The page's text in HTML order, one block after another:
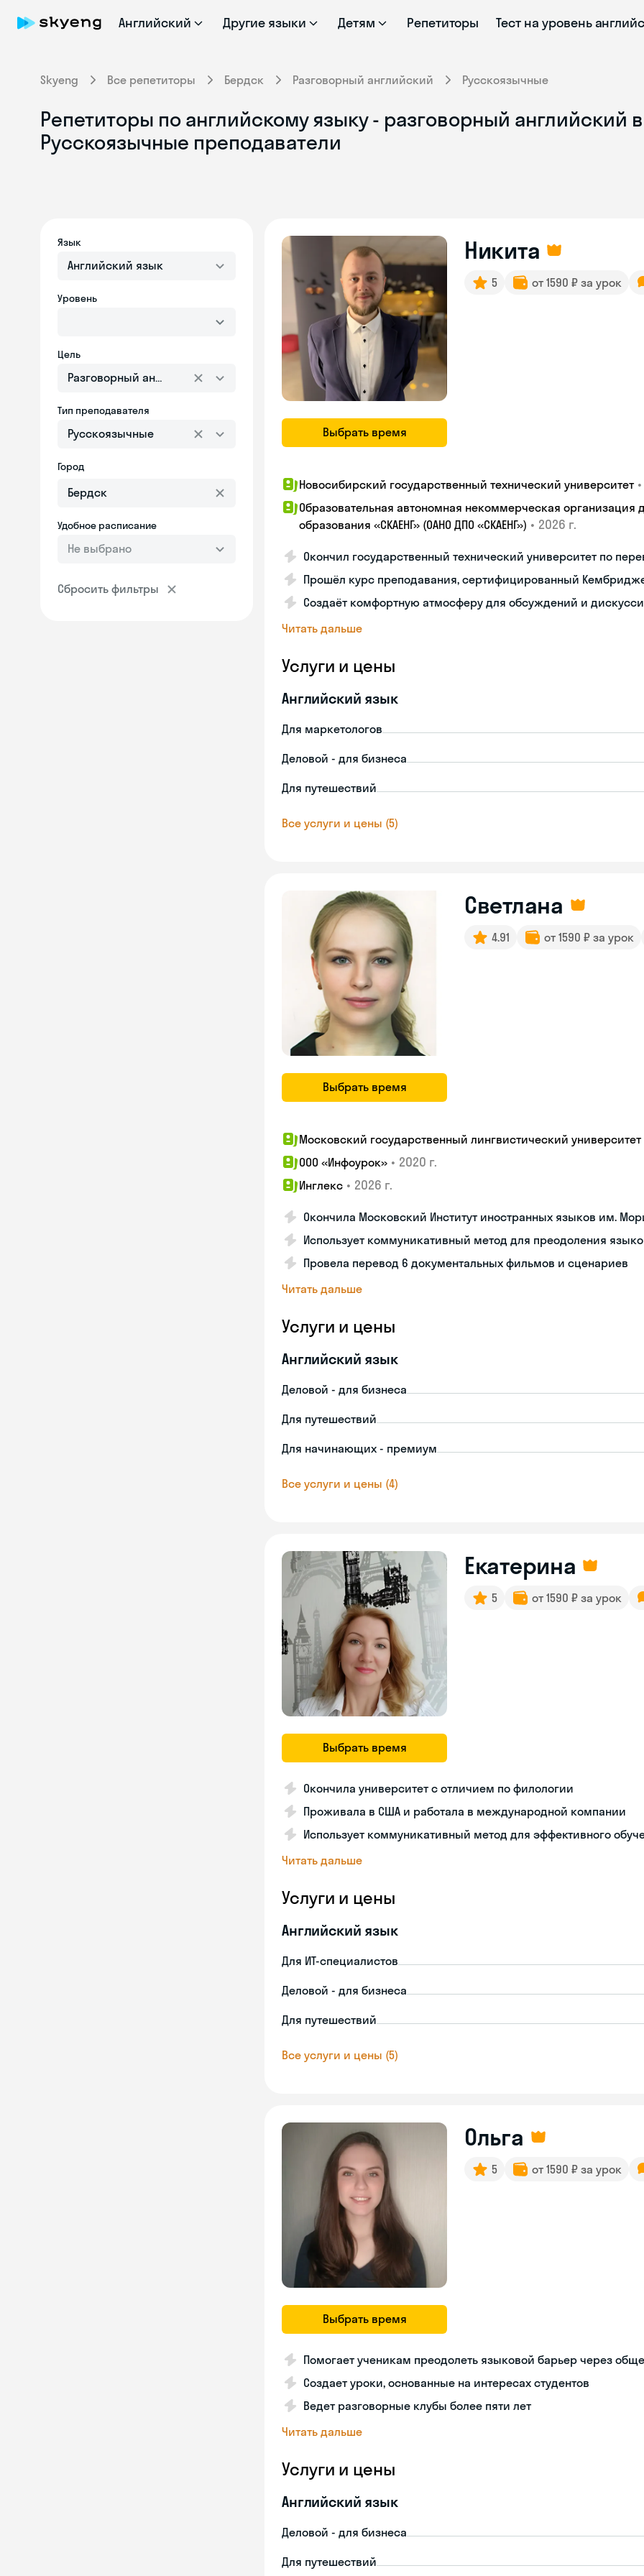
Английский Другие языки Детям Репетиторы Тест на уровень
Skyeng Все репетиторы Бердск Разговорный английский Русскоязычные
Репетиторы по английскому языку - разговорный английский
Русскоязычные преподаватели
Язык
Английский язык
Уровень
Цель
Разговорный английский
Тип преподавателя
Русскоязычные
Город
Удобное расписание
Не выбрано
Сбросить фильтры
Выбрать время
Никита
5 от 1590 ₽ за урок
Новосибирский государственный технический университет •
Образовательная автономная некоммерческая организация
образования «СКАЕНГ» (ОАНО ДПО «СКАЕНГ») • 2026 г.
Окончил государственный технический университет по
Прошёл курс преподавания, сертифицированный
Создаёт комфортную атмосферу для обсуждений и
Читать дальше
Услуги и цены
Английский язык
Для маркетологов
Деловой - для бизнеса
Для путешествий
Все услуги и цены (5)
Выбрать время
Светлана
4.91 от 1590 ₽ за урок
Московский государственный лингвистический университет
ООО «Инфоурок» • 2020 г.
Инглекс • 2026 г.
Окончила Московский Институт иностранных языков им.
Использует коммуникативный метод для преодоления
Провела перевод 6 документальных фильмов и сценариев
Читать дальше
Услуги и цены
Английский язык
Деловой - для бизнеса
Для путешествий
Для начинающих - премиум
Все услуги и цены (4)
Выбрать время
Екатерина
5 от 1590 ₽ за урок
Окончила университет с отличием по филологии
Проживала в США и работала в международной компании
Использует коммуникативный метод для эффективного
Читать дальше
Услуги и цены
Английский язык
Для ИТ-специалистов
Деловой - для бизнеса
Для путешествий
Все услуги и цены (5)
Выбрать время
Ольга
5 от 1590 ₽ за урок
Помогает ученикам преодолеть языковой барьер через
Создает уроки, основанные на интересах студентов
Ведет разговорные клубы более пяти лет
Читать дальше
Услуги и цены
Английский язык
Деловой - для бизнеса
Для путешествий